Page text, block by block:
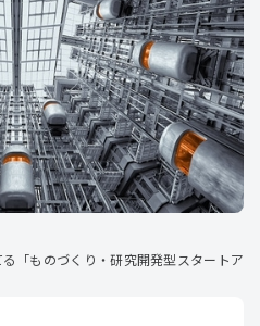
「ものづくり・研究開発型スタートア